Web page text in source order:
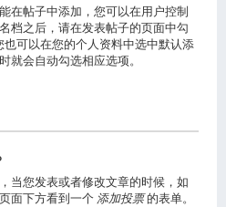
在帖子中添加，您可以在用户控制
档之后，请在发表帖子的页面中勾
可以在您的个人资料中选中默认添
就会自动勾选相应选项。
当您发表或者修改文章的时候，如
面下方看到一个 添加投票的表单。